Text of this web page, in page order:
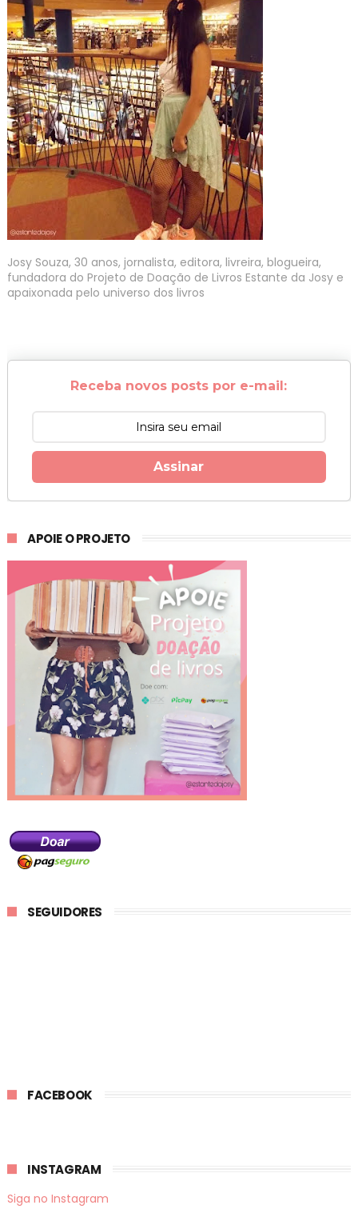
Josy Souza, 30 anos, jornalista, editora, livreira, blogueira,
fundadora do Projeto de Doação de Livros Estante da Josy e
apaixonada pelo universo dos livros
Receba novos posts por e-mail:
Assinar
APOIE O PROJETO
SEGUIDORES
FACEBOOK
INSTAGRAM
Siga no Instagram